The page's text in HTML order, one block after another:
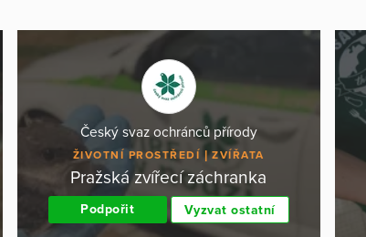
Český svaz ochránců přírody
ŽIVOTNÍ PROSTŘEDÍ ZVÍŘATA
Pražská zvířecí záchranka
Podpořit Vyzvat ostatní